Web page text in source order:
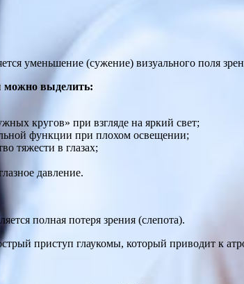
уменьшение (сужение) визуального поля
можно выделить:
кругов» при взгляде на яркий свет;
функции при плохом освещении;
тяжести в глазах;
давление.
полная потеря зрения (слепота).
приступ глаукомы, который приводит к